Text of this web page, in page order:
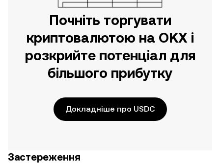
Почніть торгувати
криптовалютою на OKX і
розкрийте потенціал для
більшого прибутку
Докладніше про USDC
Застереження